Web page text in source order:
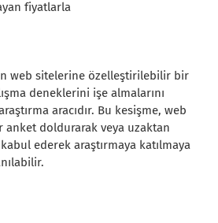
fiyatlarla
web sitelerine özelleştirilebilir bir
deneklerini işe almalarını
aracıdır. Bu kesişme, web
doldurarak veya uzaktan
ederek araştırmaya katılmaya